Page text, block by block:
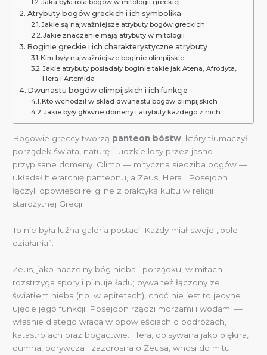
Atrybuty bogów greckich i ich symbolika
Jakie są najważniejsze atrybuty bogów greckich
Jakie znaczenie mają atrybuty w mitologii
Boginie greckie i ich charakterystyczne atrybuty
Kim były najważniejsze boginie olimpijskie
Jakie atrybuty posiadały boginie takie jak Atena, Afrodyta,
Hera i Artemida
Dwunastu bogów olimpijskich i ich funkcje
Kto wchodził w skład dwunastu bogów olimpijskich
Jakie były główne domeny i atrybuty każdego z nich
Bogowie greccy tworzą panteon bóstw, który tłumaczył
porządek świata, naturę i ludzkie losy przez jasno
przypisane domeny. Olimp — mityczna siedziba bogów —
układał hierarchię panteonu, a Zeus, Hera i Posejdon
łączyli opowieści religijne z praktyką kultu w religii
starożytnej Grecji.
To nie była luźna galeria postaci. Każdy miał swoje „pole
działania”.
Zeus, jako naczelny bóg nieba i porządku, w mitach
rozstrzyga spory i pilnuje ładu; bywa też łączony ze
światłem nieba (np. w epitetach), choć nie jest to jedyne
ujęcie jego funkcji. Posejdon rządzi morzami i wodami — i
właśnie dlatego wraca w opowieściach o podróżach,
katastrofach oraz bogactwie. Hera, opisywana jako piękna,
dumna, porywcza i zazdrosna o Zeusa, wnosi do mitu